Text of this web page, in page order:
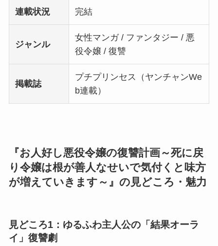
連載状況 完結
ジャンル
女性マンガ / ファンタジー / 悪
役令嬢 / 復讐
掲載誌
プチプリンセス（ヤンチャンWe
b連載）
『お人好し悪役令嬢の復讐計画～死に戻
り令嬢は根が善人なせいで気付くと味方
が増えていきます～』の見どころ・魅力
見どころ1：ゆるふわ主人公の「結果オーラ
イ」復讐劇